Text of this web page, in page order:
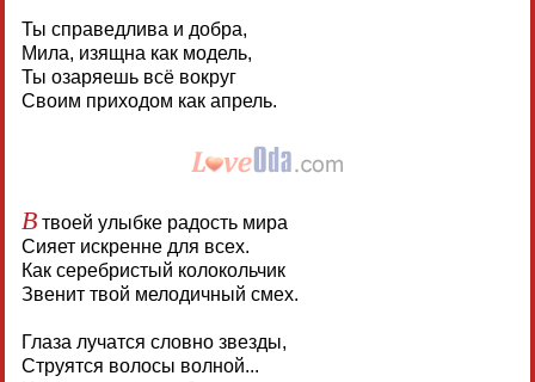
Ты справедлива и добра,
Мила, изящна как модель,
Ты озаряешь всё вокруг
Своим приходом как апрель.
Втвоей улыбке радость мира
Сияет искренне для всех.
Как серебристый колокольчик
Звенит твой мелодичный смех.
Глаза лучатся словно звезды,
Струятся волосы волной...